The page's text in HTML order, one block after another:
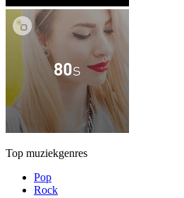
Top muziekgenres
Pop
Rock